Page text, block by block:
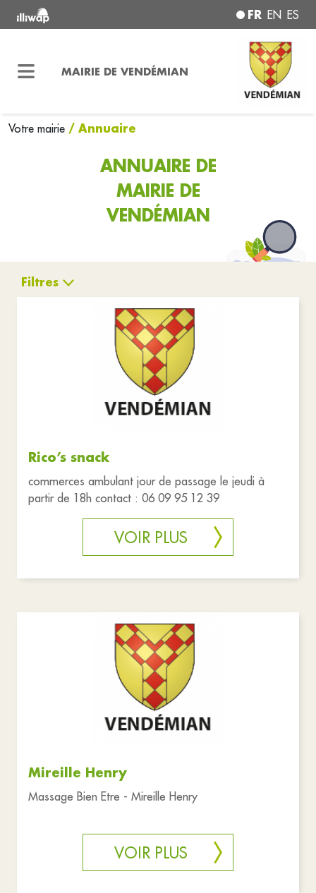
FR EN ES
MAIRIE DE VENDÉMIAN
Votre mairie / Annuaire
ANNUAIRE DE
MAIRIE DE
VENDÉMIAN
Filtres
Services publics
Réinitialiser les filtres
Rico’s snack
commerces ambulant jour de passage le jeudi à
partir de 18h contact : 06 09 95 12 39
VOIR PLUS
Mireille Henry
Massage Bien Etre - Mireille Henry
VOIR PLUS